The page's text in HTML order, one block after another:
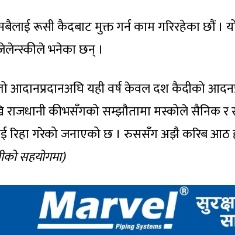
रूसी कैदबाट मुक्त गर्न काम गरिरहेका छौं ।
भनेका छन् ।
आदानप्रदानअघि यही वर्ष केवल दश कैदीको
कीभसँगको सम्झौतामा मस्कोले सैनिक र
रिहा गरेको जनाएको छ । रुससँग अझै करिब आठ
सहयोगमा)